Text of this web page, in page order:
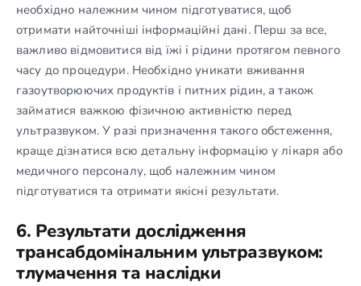
необхідно належним чином підготуватися, щоб
отримати найточніші інформаційні дані. Перш за все,
важливо відмовитися від їжі і рідини протягом певного
часу до процедури. Необхідно уникати вживання
газоутворюючих продуктів і питних рідин, а також
займатися важкою фізичною активністю перед
ультразвуком. У разі призначення такого обстеження,
краще дізнатися всю детальну інформацію у лікаря або
медичного персоналу, щоб належним чином
підготуватися та отримати якісні результати.
6. Результати дослідження
трансабдомінальним ультразвуком:
тлумачення та наслідки